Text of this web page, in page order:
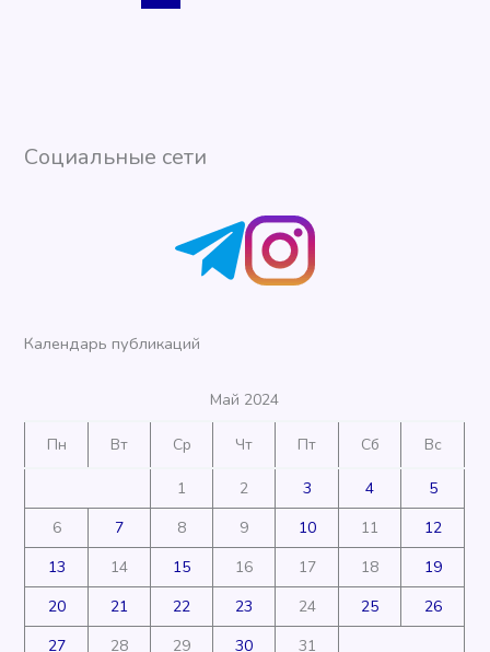
Социальные сети
Календарь публикаций
Май 2024
Пн Вт Ср Чт Пт Сб Вс
1 2 3 4
5
6
7 8 9 10 11
12
13
14 15 16 17 18
19
20
21 22 23 24 25
26
27
28 29 30 31